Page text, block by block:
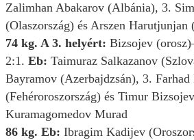
Zalimhan Abakarov (Albánia), 3.
(Olaszország) és Arszen Harutjunjan
74 kg. A 3. helyért: Bizsojev
2:1. Eb: Taimuraz Salkazanov
Bayramov (Azerbajdzsán), 3.
(Fehéroroszország) és Timur
Kuramagomedov Murad
86 kg. Eb: Ibragim Kadijev